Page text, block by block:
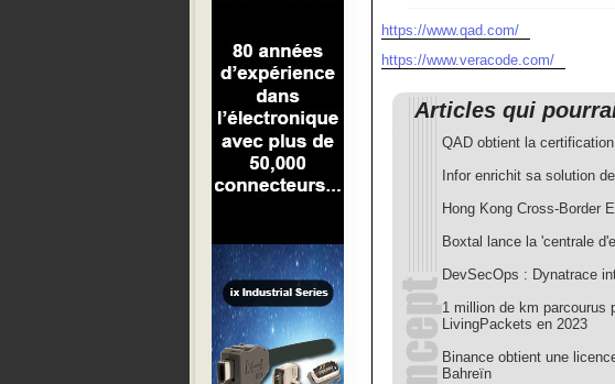
https://www.qad.com/
https://www.veracode.com/
Articles qui
QAD obtient la
Infor enrichit sa solution
Hong Kong Cross-Border
Boxtal lance la 'centrale
DevSecOps : Dynatrace
1 million de km parcourus
LivingPackets en 2023
Binance obtient une
Bahreïn